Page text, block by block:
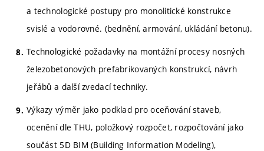
a technologické postupy pro monolitické konstrukce
svislé a vodorovné. (bednění, armování, ukládání betonu).
Technologické požadavky na montážní procesy nosných
železobetonových prefabrikovaných konstrukcí, návrh
jeřábů a další zvedací techniky.
Výkazy výměr jako podklad pro oceňování staveb,
ocenění dle THU, položkový rozpočet, rozpočtování jako
součást 5D BIM (Building Information Modeling),